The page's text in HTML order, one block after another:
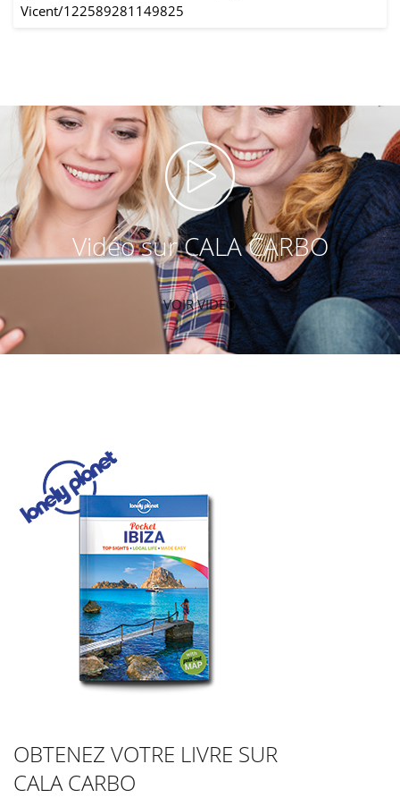
Vicent/122589281149825
Vidéo sur CALA CARBO
VOIR VIDÉO
OBTENEZ VOTRE LIVRE SUR
CALA CARBO